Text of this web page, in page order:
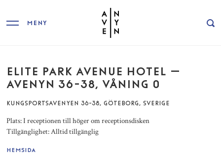
MENY
ELITE PARK AVENUE HOTEL –
AVENYN 36-38, VÅNING 0
KUNGSPORTSAVENYEN 36-38, GÖTEBORG, SVERIGE
Plats: I receptionen till höger om receptionsdisken
Tillgänglighet: Alltid tillgänglig
HEMSIDA